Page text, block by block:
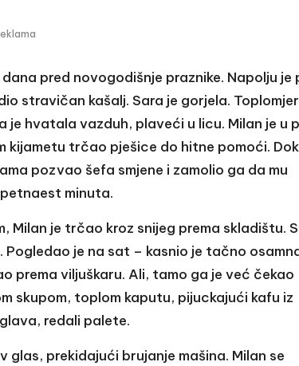
pred novogodišnje praznike. Napolju je
stravičan kašalj. Sara je gorjela.
hvatala vazduh, plaveći u licu. Milan je u
trčao pješice do hitne pomoći.
pozvao šefa smjene i zamolio ga da mu
minuta.
Milan je trčao kroz snijeg prema skladištu.
Pogledao je na sat – kasnio je tačno
prema viljuškaru. Ali, tamo ga je već čekao
skupom, toplom kaputu, pijuckajući kafu iz
redali palete.
glas, prekidajući brujanje mašina. Milan se